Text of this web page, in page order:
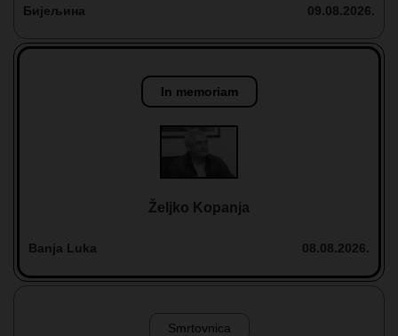
Бијељина 09.08.2026.
In memoriam
Željko Kopanja
Banja Luka 08.08.2026.
Smrtovnica